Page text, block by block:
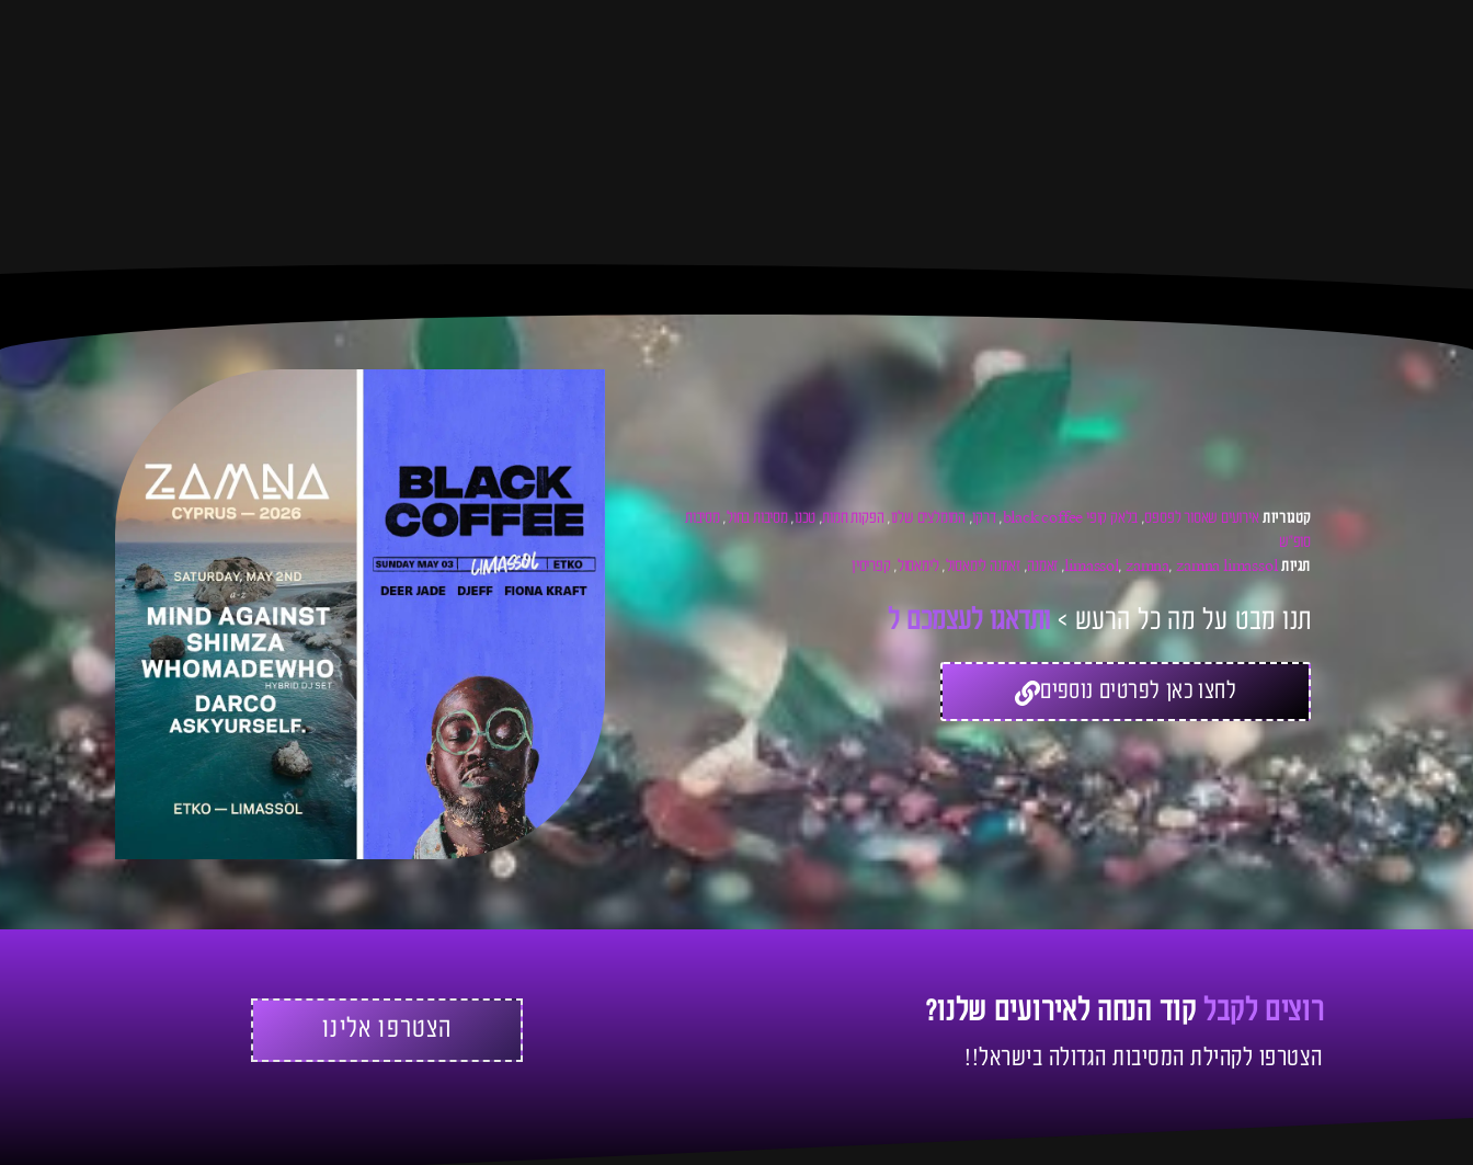
קטגוריות אירועים שאסור לפספס, בלאק קופי black coffee ,דרקו,המומלצים שלנו, הפקות חמות, טכנו,מסיבות בחול,מסיבות
סופ"ש
תגיות limassol,zamna,zamna limassol
, זאמנה, זאמנה לימאסול,לימאסול, קפריסין
תנו מבט על מה כל הרעש > ותדאגו לעצמכם לכ
לחצו כאן לפרטים נוספים
רוצים לקבל קוד הנחה לאירועים שלנו?
הצטרפו לקהילת המסיבות הגדולה בישראל!!
הצטרפו אלינו